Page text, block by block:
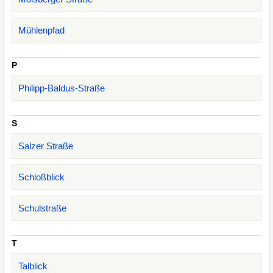
Mühlenpfad
P
Philipp-Baldus-Straße
S
Salzer Straße
Schloßblick
Schulstraße
T
Talblick